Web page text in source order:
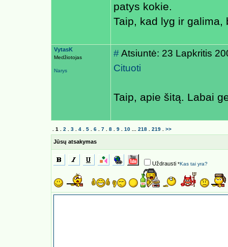
patys kokie.
Taip, kad lyg ir
VytasK
Medžiotojas
Narys
#Atsiuntė: 23 Lapkritis
Cituoti
Taip, apie šitą. Labai
1 2 3 4 5 6 7 8 9 10 218 219 >>
Jūsų atsakymas
Uždrausti *Kas tai yra?